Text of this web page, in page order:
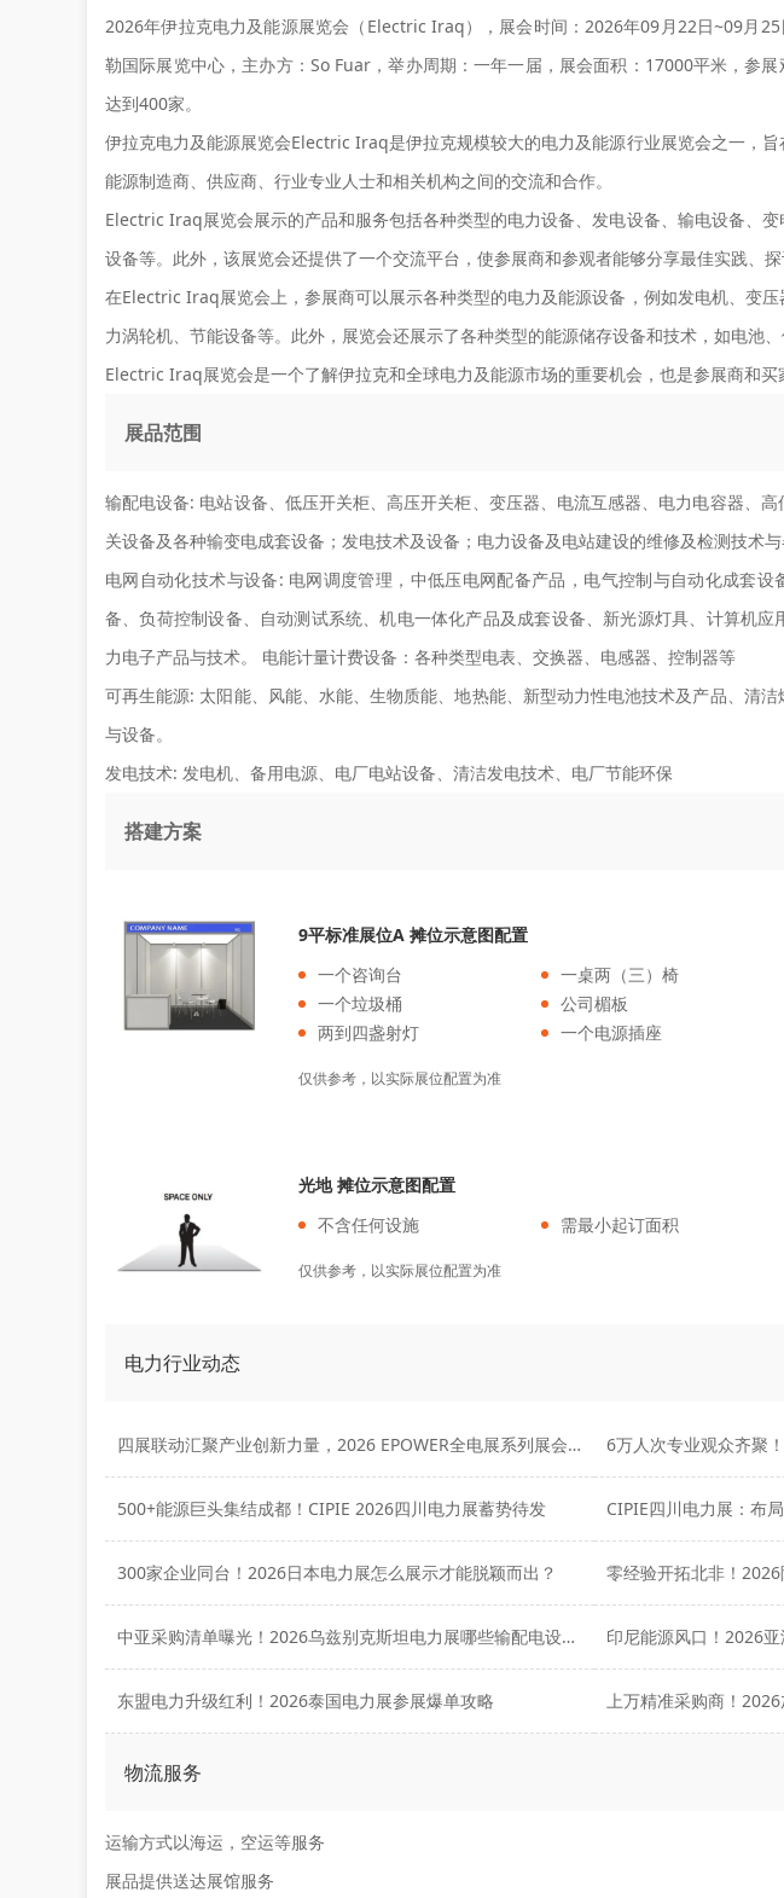
2026年伊拉克电力及能源展览会（Electric Iraq），展会时间：2026年09月22日~09月
勒国际展览中心，主办方：So Fuar，举办周期：一年一届，展会面积：17000平米，参
达到400家。
伊拉克电力及能源展览会Electric Iraq是伊拉克规模较大的电力及能源行业展览会之一，
能源制造商、供应商、行业专业人士和相关机构之间的交流和合作。
Electric Iraq展览会展示的产品和服务包括各种类型的电力设备、发电设备、输电设备、
设备等。此外，该展览会还提供了一个交流平台，使参展商和参观者能够分享最佳实践、探
在Electric Iraq展览会上，参展商可以展示各种类型的电力及能源设备，例如发电机、变
力涡轮机、节能设备等。此外，展览会还展示了各种类型的能源储存设备和技术，如电池、
Electric Iraq展览会是一个了解伊拉克和全球电力及能源市场的重要机会，也是参展商和买
展品范围
输配电设备: 电站设备、低压开关柜、高压开关柜、变压器、电流互感器、电力电容器、
关设备及各种输变电成套设备；发电技术及设备；电力设备及电站建设的维修及检测技术
电网自动化技术与设备: 电网调度管理，中低压电网配备产品，电气控制与自动化成套
备、负荷控制设备、自动测试系统、机电一体化产品及成套设备、新光源灯具、计算机
力电子产品与技术。 电能计量计费设备：各种类型电表、交换器、电感器、控制器等
可再生能源: 太阳能、风能、水能、生物质能、地热能、新型动力性电池技术及产品、清
与设备。
发电技术: 发电机、备用电源、电厂电站设备、清洁发电技术、电厂节能环保
搭建方案
9平标准展位A 摊位示意图配置
一个咨询台
一桌两（三）椅
一个垃圾桶
公司楣板
两到四盏射灯
一个电源插座
仅供参考，以实际展位配置为准
光地 摊位示意图配置
不含任何设施
需最小起订面积
仅供参考，以实际展位配置为准
电力行业动态
四展联动汇聚产业创新力量，2026 EPOWER全电展系列展会精彩呈现 6万人次专业观众齐聚
500+能源巨头集结成都！CIPIE 2026四川电力展蓄势待发
300家企业同台！2026日本电力展怎么展示才能脱颖而出？ 零经验开拓北非！
中亚采购清单曝光！2026乌兹别克斯坦电力展哪些输配电设备最抢手？ 印尼能源风口！2026
东盟电力升级红利！2026泰国电力展参展爆单攻略 上万精准采购商！
物流服务
运输方式以海运，空运等服务
展品提供送达展馆服务